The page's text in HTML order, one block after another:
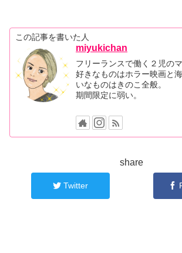
この記事を書いた人
miyukichan
フリーランスで働く２児のマ
好きなものはホラー映画と
いなものはきのこ全般。
期間限定に弱い。
share
Twitter